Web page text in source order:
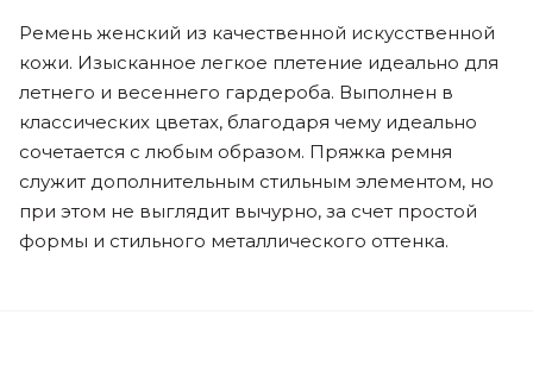
Ремень женский из качественной искусственной
кожи. Изысканное легкое плетение идеально для
летнего и весеннего гардероба. Выполнен в
классических цветах, благодаря чему идеально
сочетается с любым образом. Пряжка ремня
служит дополнительным стильным элементом, но
при этом не выглядит вычурно, за счет простой
формы и стильного металлического оттенка.